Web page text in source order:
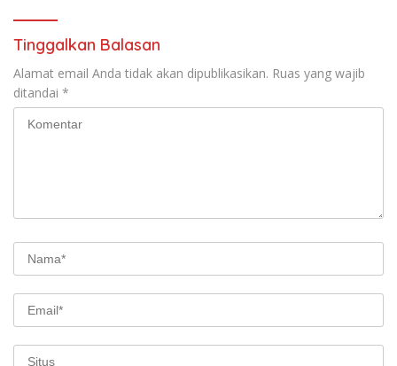
Tinggalkan Balasan
Alamat email Anda tidak akan dipublikasikan. Ruas yang wajib
ditandai *